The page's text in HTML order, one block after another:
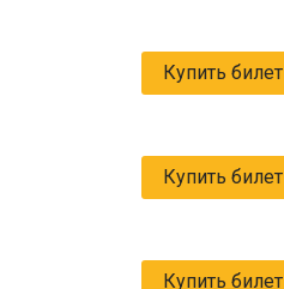
Купить билет
Купить билет
Купить билет